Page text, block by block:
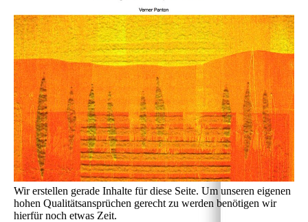
Wir erstellen gerade Inhalte für diese Seite. Um unseren eigenen
hohen Qualitätsansprüchen gerecht zu werden benötigen wir
hierfür noch etwas Zeit.